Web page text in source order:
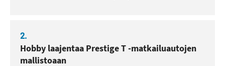
2.
Hobby laajentaa Prestige T -matkailuautojen
mallistoaan